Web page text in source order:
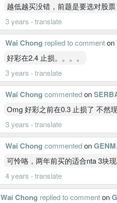
越低越买没错，前题是要选对股票
3 years · translate
Wai Chong replied to commenton
好彩在2.4 止损。。。。
3 years · translate
Wai Chong commentedon
Omg 好彩之前在0.3 止损了 不然
3 years · translate
Wai Chong commentedonGENM.
可怜咯，两年前买的适合nta 3块
4 years · translate
Wai Chong replied to commenton